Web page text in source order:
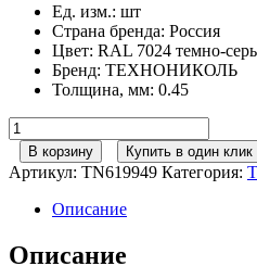
Ед. изм.: шт
Страна бренда: Россия
Цвет: RAL 7024 темно-
Бренд: ТЕХНОНИКОЛЬ
Толщина, мм: 0.45
Количество
товара
ТЕХНОНИКОЛЬ
HAUBERK
уголок
металлический
внутренний,
полиэстер,
В корзину Купить в один клик
Артикул: TN619949 Категория:
Описание
Описание